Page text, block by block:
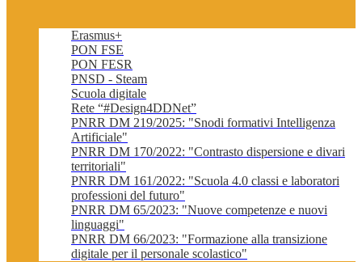
Erasmus+
PON FSE
PON FESR
PNSD - Steam
Scuola digitale
Rete “#Design4DDNet”
PNRR DM 219/2025: "Snodi formativi Intelligenza
Artificiale"
PNRR DM 170/2022: "Contrasto dispersione e divari
territoriali"
PNRR DM 161/2022: "Scuola 4.0 classi e laboratori
professioni del futuro"
PNRR DM 65/2023: "Nuove competenze e nuovi
linguaggi"
PNRR DM 66/2023: "Formazione alla transizione
digitale per il personale scolastico"